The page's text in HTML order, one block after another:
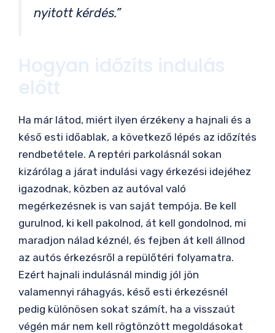
nyitott kérdés.”
Hogyan időzíts indulás
előtt
Ha már látod, miért ilyen érzékeny a hajnali és a
késő esti időablak, a következő lépés az időzítés
rendbetétele. A reptéri parkolásnál sokan
kizárólag a járat indulási vagy érkezési idejéhez
igazodnak, közben az autóval való
megérkezésnek is van saját tempója. Be kell
gurulnod, ki kell pakolnod, át kell gondolnod, mi
maradjon nálad kéznél, és fejben át kell állnod
az autós érkezésről a repülőtéri folyamatra.
Ezért hajnali indulásnál mindig jól jön
valamennyi ráhagyás, késő esti érkezésnél
pedig különösen sokat számít, ha a visszaút
végén már nem kell rögtönzött megoldásokat